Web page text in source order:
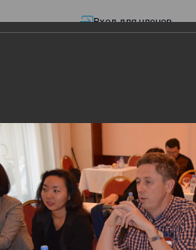
Вход для членов
ЭЛЕКТРОННЫЕ СЧЕТА-ФАКТУРЫ.
СЧЕТА-